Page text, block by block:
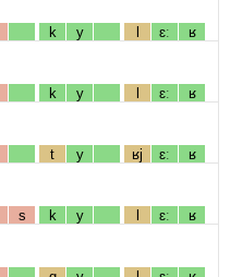
k y l ɛː ʁ
k y l ɛː ʁ
t y ʁj ɛː ʁ
s k y l ɛː ʁ